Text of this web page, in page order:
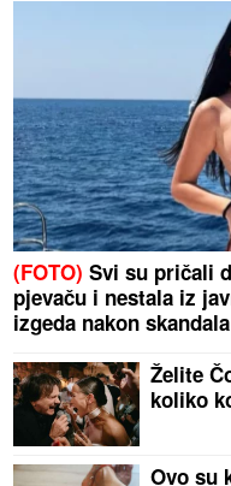
(FOTO) Svi su pričali
pjevaču i nestala iz
izgeda nakon skandala
Želite
koliko
Ovo su